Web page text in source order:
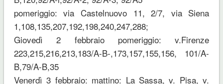
pomeriggio: via Castelnuovo 11, 2/7, via Siena
1,108,135,207,192,198,240,247,288;
Giovedì 2 febbraio pomeriggio: v.Firenze
223,215,216,213,183/A-B-,173,157,155,156, 101/A-
B,79/A-B,35
Venerdì 3 febbraio: mattino: La Sassa, v. Pisa, v.